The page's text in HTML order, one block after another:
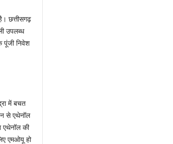
छत्तीसगढ़
उपलब्ध
पूंजी निवेश
में बचत
से एथेनॉल
एथेनॉल की
एमओयू हो